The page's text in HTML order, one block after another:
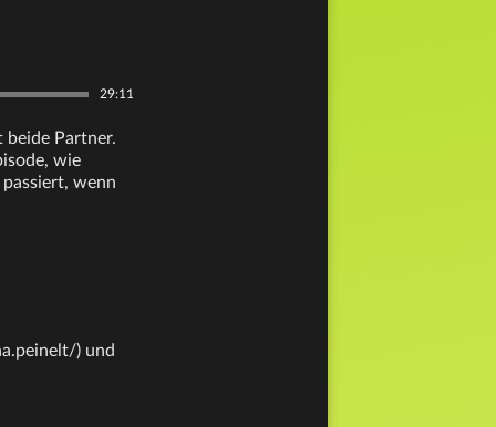
29:11
beide Partner.
wie
wenn
) und